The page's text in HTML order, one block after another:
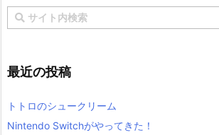
最近の投稿
トトロのシュークリーム
Nintendo Switchがやってきた！